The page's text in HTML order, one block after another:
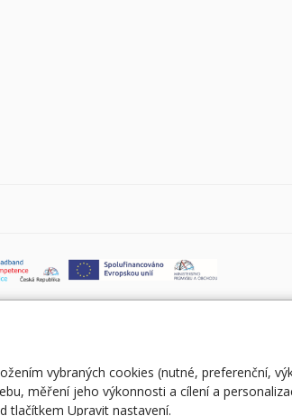
vybraných cookies (nutné, preferenční,
měření jeho výkonnosti a cílení a
tlačítkem Upravit nastavení.